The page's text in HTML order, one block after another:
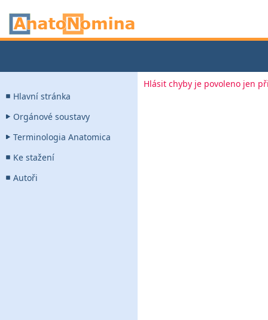
Hlavní stránka
Orgánové soustavy
Terminologia Anatomica
Ke stažení
Autoři
Hlásit chyby je povoleno jen